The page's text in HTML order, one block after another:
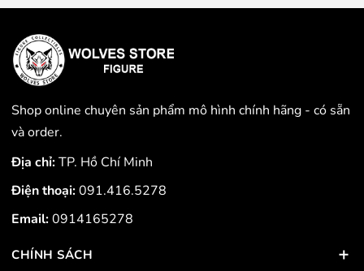
Shop online chuyên sản phẩm mô hình chính hãng - có sẵn
và order.
Địa chỉ:TP. Hồ Chí Minh
Điện thoại:091.416.5278
Email:0914165278
CHÍNH SÁCH